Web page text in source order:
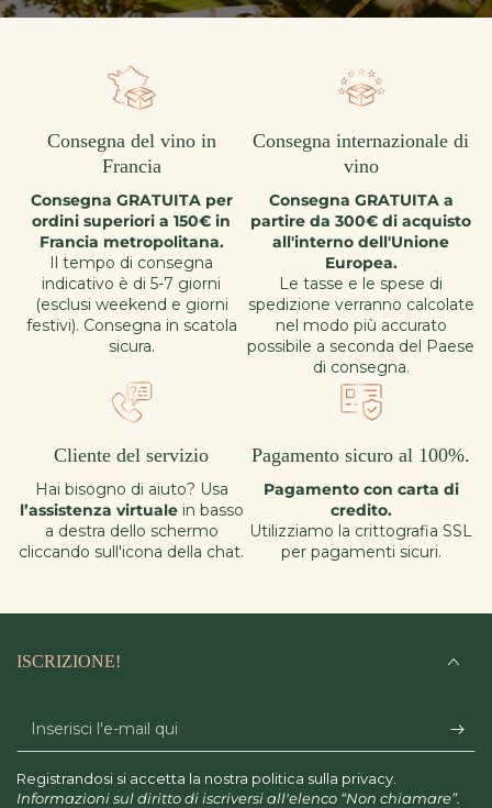
Consegna del vino in
Francia
Consegna GRATUITA per
ordini superiori a 150€ in
Francia metropolitana.
Il tempo di consegna
indicativo è di 5-7 giorni
(esclusi weekend e giorni
festivi). Consegna in scatola
sicura.
Consegna internazionale di
vino
Consegna GRATUITA a
partire da 300€ di acquisto
all'interno dell'Unione
Europea.
Le tasse e le spese di
spedizione verranno calcolate
nel modo più accurato
possibile a seconda del Paese
di consegna.
Cliente del servizio
Hai bisogno di aiuto? Usa
l’assistenza virtualein basso
a destra dello schermo
cliccando sull'icona della chat.
Pagamento sicuro al 100%.
Pagamento con carta di
credito.
Utilizziamo la crittografia SSL
per pagamenti sicuri.
ISCRIZIONE!
Inserisci
l'e-
mail
Registrandosi si accetta la nostra politica sulla privacy.
Informazioni sul diritto di iscriversi all'elenco “Non chiamare”.